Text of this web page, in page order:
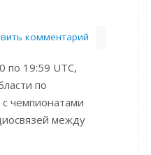
комментарий
по 19:59 UTC,
по
чемпионатами
между